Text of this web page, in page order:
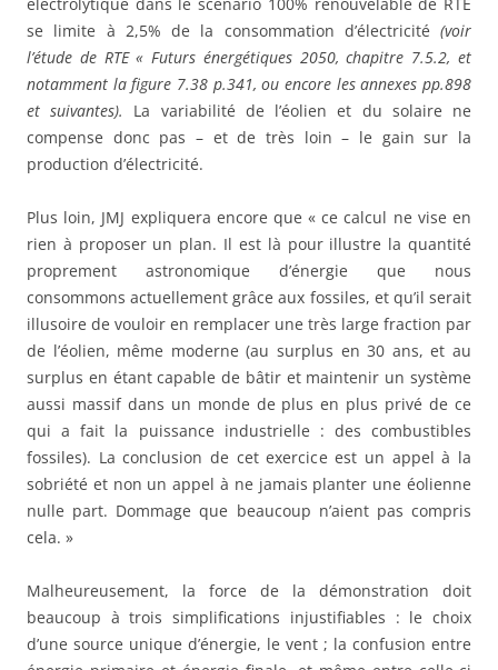
se limite à 2,5% de la consommation d’électricité (voir
l’étude de RTE « Futurs énergétiques 2050, chapitre 7.5.2, et
notamment la figure 7.38 p.341, ou encore les annexes pp.898
et suivantes).
La variabilité de l’éolien et du solaire ne
compense donc pas – et de très loin – le gain sur la
production d’électricité.
Plus loin, JMJ expliquera encore que « ce calcul ne vise en
rien à proposer un plan. Il est là pour illustre la quantité
proprement astronomique d’énergie que nous
consommons actuellement grâce aux fossiles, et qu’il serait
illusoire de vouloir en remplacer une très large fraction par
de l’éolien, même moderne (au surplus en 30 ans, et au
surplus en étant capable de bâtir et maintenir un système
aussi massif dans un monde de plus en plus privé de ce
qui a fait la puissance industrielle : des combustibles
fossiles). La conclusion de cet exercice est un appel à la
sobriété et non un appel à ne jamais planter une éolienne
nulle part. Dommage que beaucoup n’aient pas compris
cela. »
Malheureusement, la force de la démonstration doit
beaucoup à trois simplifications injustifiables : le choix
d’une source unique d’énergie, le vent ; la confusion entre